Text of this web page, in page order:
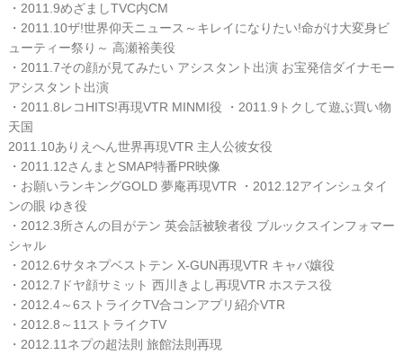
・2011.9めざましTVC内CM
・2011.10ザ!世界仰天ニュース～キレイになりたい!命がけ大変身ビ
ューティー祭り～ 高瀬裕美役
・2011.7その顔が見てみたい アシスタント出演 お宝発信ダイナモー
アシスタント出演
・2011.8レコHITS!再現VTR MINMI役 ・2011.9トクして遊ぶ買い物
天国
2011.10ありえへん世界再現VTR 主人公彼女役
・2011.12さんまとSMAP特番PR映像
・お願いランキングGOLD 夢庵再現VTR ・2012.12アインシュタイ
ンの眼 ゆき役
・2012.3所さんの目がテン 英会話被験者役 ブルックスインフォマー
シャル
・2012.6サタネプベストテン X-GUN再現VTR キャバ孃役
・2012.7ドヤ顔サミット 西川きよし再現VTR ホステス役
・2012.4～6ストライクTV合コンアプリ紹介VTR
・2012.8～11ストライクTV
・2012.11ネプの超法則 旅館法則再現